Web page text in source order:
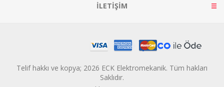
İLETIŞIM
Telif hakkı ve kopya; 2026 ECK Elektromekanik. Tüm hakları
Saklıdır.